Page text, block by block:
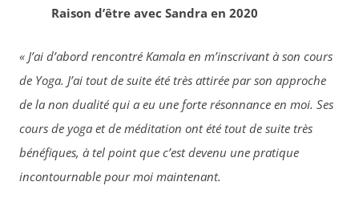
Raison d’être avec Sandra en 2020
« J’ai d’abord rencontré Kamala en m’inscrivant à son cours
de Yoga. J’ai tout de suite été très attirée par son approche
de la non dualité qui a eu une forte résonnance en moi. Ses
cours de yoga et de méditation ont été tout de suite très
bénéfiques, à tel point que c’est devenu une pratique
incontournable pour moi maintenant.